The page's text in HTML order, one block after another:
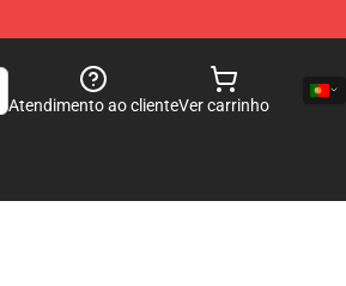
Atendimento ao clienteVer carrinho